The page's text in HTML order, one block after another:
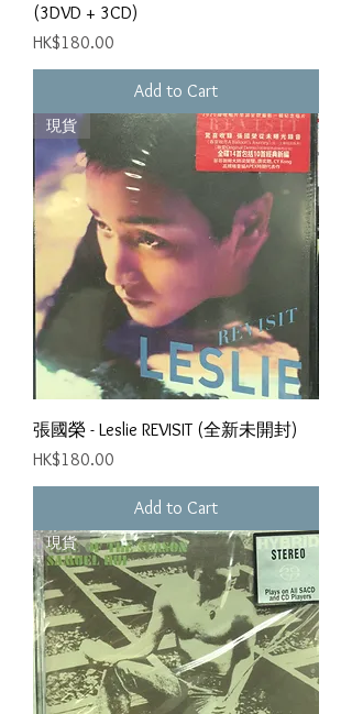
(3DVD + 3CD)
Price
HK$180.00
Add to Cart
現貨
張國榮 - Leslie REVISIT (全新未開封)
Price
HK$180.00
Add to Cart
現貨